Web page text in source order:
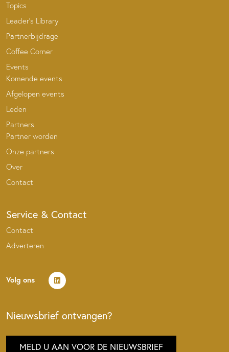
Topics
Leader’s Library
Partnerbijdrage
Coffee Corner
Events
Komende events
Afgelopen events
Leden
Partners
Partner worden
Onze partners
Over
Contact
Service & Contact
Contact
Adverteren
Volg ons
Nieuwsbrief ontvangen?
MELD U AAN VOOR DE NIEUWSBRIEF